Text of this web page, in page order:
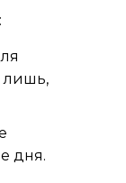
лишь,
дня.